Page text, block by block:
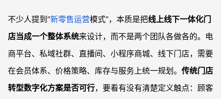
不少人提到“新零售运营模式”，本质是把线上线下一体化门
店当成一个整体系统来设计，而不是两个团队各做各的。电
商平台、私域社群、直播间、小程序商城、线下门店，需要
在会员体系、价格策略、库存与服务上统一规划。 传统门店
转型数字化方案是否可行，要看有没有清楚定义触点：顾客